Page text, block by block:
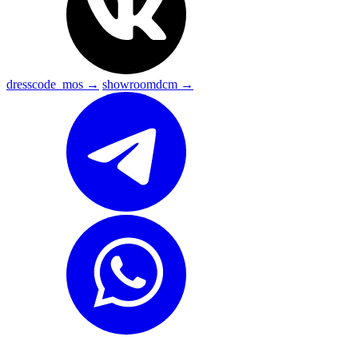
dresscode_mos → showroomdcm →